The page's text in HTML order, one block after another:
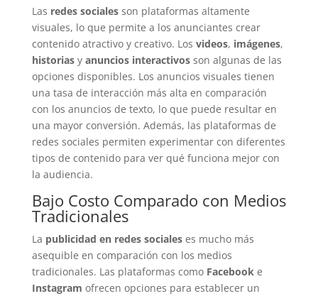
Las redes socialesson plataformas altamente
visuales, lo que permite a los anunciantes crear
contenido atractivo y creativo. Los videos, imágenes,
historiasy anuncios interactivosson algunas de las
opciones disponibles. Los anuncios visuales tienen
una tasa de interacción más alta en comparación
con los anuncios de texto, lo que puede resultar en
una mayor conversión. Además, las plataformas de
redes sociales permiten experimentar con diferentes
tipos de contenido para ver qué funciona mejor con
la audiencia.
Bajo Costo Comparado con Medios
Tradicionales
La publicidad en redes socialeses mucho más
asequible en comparación con los medios
tradicionales. Las plataformas como Facebooke
Instagram ofrecen opciones para establecer un